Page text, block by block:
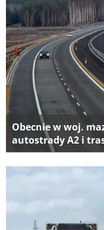
Obecnie w woj.
autostrady A2 i